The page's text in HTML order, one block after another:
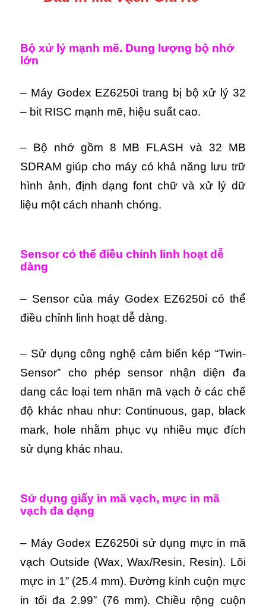
Bộ xử lý mạnh mẽ. Dung lượng bộ nhớ
lớn
– Máy Godex EZ6250i trang bị bộ xử lý 32
– bit RISC mạnh mẽ, hiệu suất cao.
– Bộ nhớ gồm 8 MB FLASH và 32 MB
SDRAM giúp cho máy có khả năng lưu trữ
hình ảnh, định dạng font chữ và xử lý dữ
liệu một cách nhanh chóng.
Sensor có thể điều chỉnh linh hoạt dễ
dàng
– Sensor của máy Godex EZ6250i có thể
điều chỉnh linh hoạt dễ dàng.
– Sử dụng công nghệ cảm biến kép “Twin-
Sensor” cho phép sensor nhận diện đa
dang các loại tem nhãn mã vạch ở các chế
độ khác nhau như: Continuous, gap, black
mark, hole nhằm phục vụ nhiều mục đích
sử dụng khác nhau.
Sử dụng giấy in mã vạch, mực in mã
vạch đa dạng
– Máy Godex EZ6250i sử dụng mực in mã
vạch Outside (Wax, Wax/Resin, Resin). Lõi
mực in 1” (25.4 mm). Đường kính cuộn mực
in tối đa 2.99” (76 mm). Chiều rộng cuộn